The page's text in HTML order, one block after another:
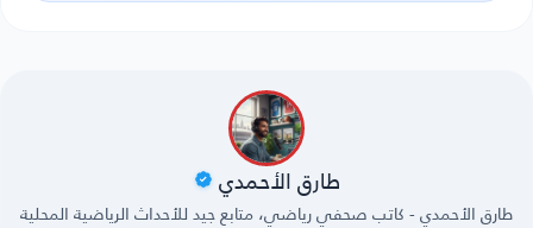
طارق الأحمدي
طارق الأحمدي - كاتب صحفي رياضي، متابع جيد للأحداث الرياضية المحلية